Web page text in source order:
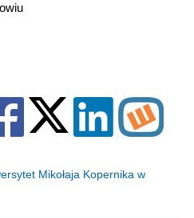
Mikołaja Kopernika w